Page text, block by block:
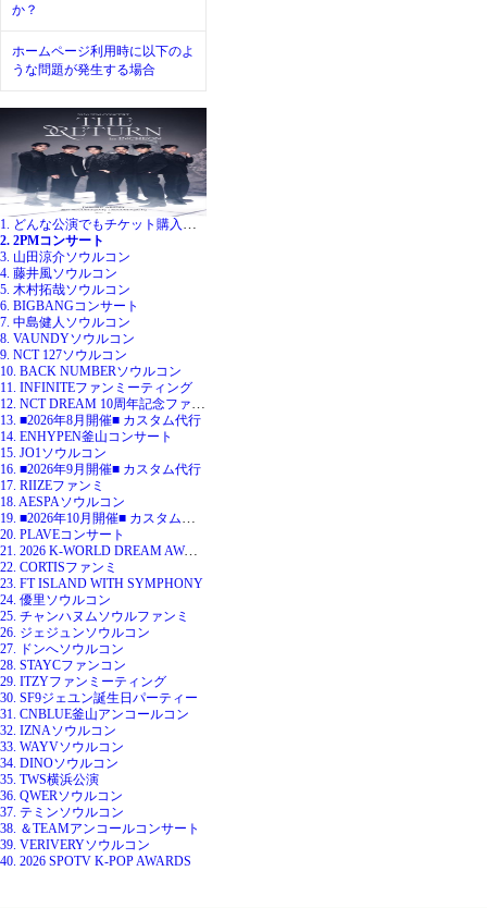
か？
ホームページ利用時に以下のよ
うな問題が発生する場合
1. どんな公演でもチケット購入代行
2. 2PMコンサート
3. 山田涼介ソウルコン
4. 藤井風ソウルコン
5. 木村拓哉ソウルコン
6. BIGBANGコンサート
7. 中島健人ソウルコン
8. VAUNDYソウルコン
9. NCT 127ソウルコン
10. BACK NUMBERソウルコン
11. INFINITEファンミーティング
12. NCT DREAM 10周年記念ファンミ
13. ■2026年8月開催■ カスタム代行
14. ENHYPEN釜山コンサート
15. JO1ソウルコン
16. ■2026年9月開催■ カスタム代行
17. RIIZEファンミ
18. AESPAソウルコン
19. ■2026年10月開催■ カスタム代行
20. PLAVEコンサート
21. 2026 K-WORLD DREAM AWARDS
22. CORTISファンミ
23. FT ISLAND WITH SYMPHONY
24. 優里ソウルコン
25. チャンハヌムソウルファンミ
26. ジェジュンソウルコン
27. ドンへソウルコン
28. STAYCファンコン
29. ITZYファンミーティング
30. SF9ジェユン誕生日パーティー
31. CNBLUE釜山アンコールコン
32. IZNAソウルコン
33. WAYVソウルコン
34. DINOソウルコン
35. TWS横浜公演
36. QWERソウルコン
37. テミンソウルコン
38. ＆TEAMアンコールコンサート
39. VERIVERYソウルコン
40. 2026 SPOTV K-POP AWARDS